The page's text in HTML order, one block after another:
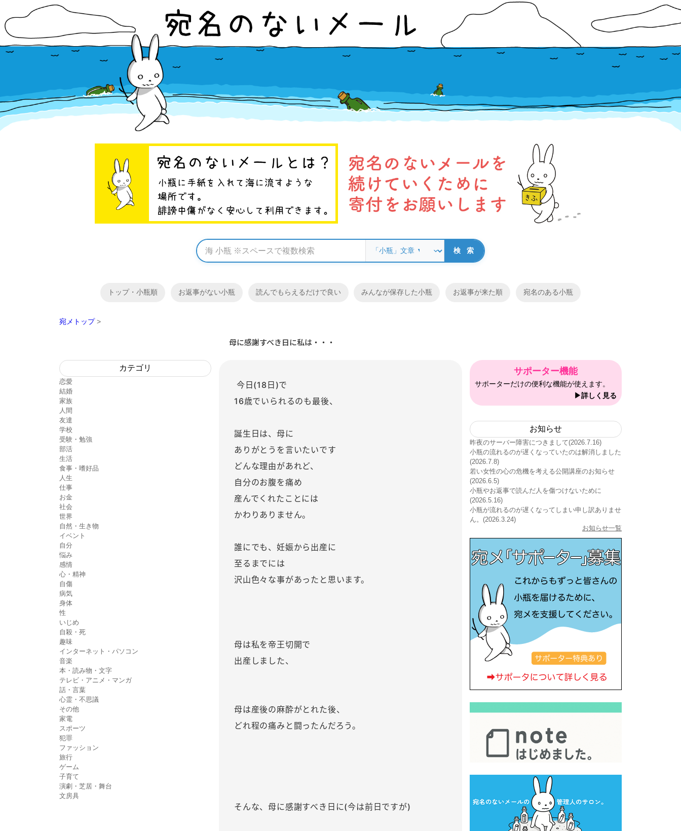
トップ・小瓶順 お返事がない小瓶 読んでもらえるだけで良い みんなが保存した小瓶 お返事が来た順 宛名のある小瓶
宛メトップ >
母に感謝すべき日に私は・・・
カテゴリ
恋愛
結婚
家族
人間
友達
学校
受験・勉強
部活
生活
食事・嗜好品
人生
仕事
お金
社会
世界
自然・生き物
イベント
自分
悩み
感情
心・精神
自傷
病気
身体
性
いじめ
自殺・死
趣味
インターネット・パソコン
音楽
本・読み物・文字
テレビ・アニメ・マンガ
話・言葉
心霊・不思議
その他
家電
スポーツ
犯罪
ファッション
旅行
ゲーム
子育て
演劇・芝居・舞台
文房具
今日(18日)で
16歳でいられるのも最後、
誕生日は、母に
ありがとうを言いたいです
どんな理由があれど、
自分のお腹を痛め
産んでくれたことには
かわりありません。
誰にでも、妊娠から出産に
至るまでには
沢山色々な事があったと思います。
母は私を帝王切開で
出産しました、
母は産後の麻酔がとれた後、
どれ程の痛みと闘ったんだろう。
そんな、母に感謝すべき日に(今は前日ですが)
サポーター機能
サポーターだけの便利な機能が使えます。
▶詳しく見る
お知らせ
昨夜のサーバー障害につきまして(2026.7.16)
小瓶の流れるのが遅くなっていたのは解消しました
(2026.7.8)
若い女性の心の危機を考える公開講座のお知らせ
(2026.6.5)
小瓶やお返事で読んだ人を傷つけないために
(2026.5.16)
小瓶が流れるのが遅くなってしまい申し訳ありませ
ん。(2026.3.24)
お知らせ一覧